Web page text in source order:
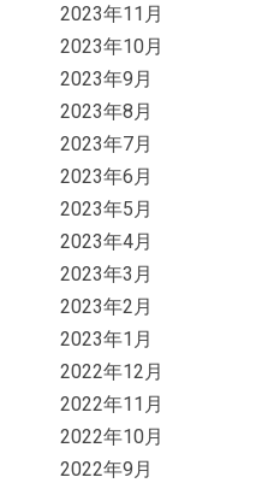
2023年11月
2023年10月
2023年9月
2023年8月
2023年7月
2023年6月
2023年5月
2023年4月
2023年3月
2023年2月
2023年1月
2022年12月
2022年11月
2022年10月
2022年9月